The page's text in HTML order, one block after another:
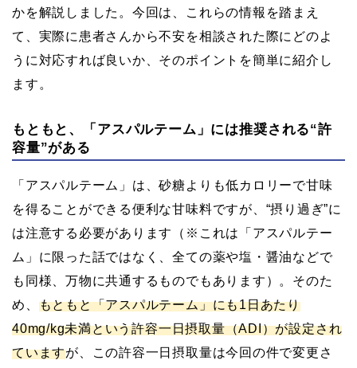
かを解説しました。今回は、これらの情報を踏まえ
て、実際に患者さんから不安を相談された際にどのよ
うに対応すれば良いか、そのポイントを簡単に紹介し
ます。
もともと、「アスパルテーム」には推奨される“許
容量”がある
「アスパルテーム」は、砂糖よりも低カロリーで甘味
を得ることができる便利な甘味料ですが、“摂り過ぎ”に
は注意する必要があります（※これは「アスパルテー
ム」に限った話ではなく、全ての薬や塩・醤油などで
も同様、万物に共通するものでもあります）。そのた
め、 もともと「アスパルテーム」にも1日あたり
40mg/kg未満という許容一日摂取量（ADI）が設定され
ていますが、この許容一日摂取量は今回の件で変更さ